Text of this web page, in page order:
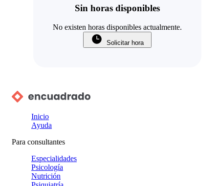
Sin horas disponibles
No existen horas disponibles actualmente.
Solicitar hora
Inicio
Ayuda
Para consultantes
Especialidades
Psicología
Nutrición